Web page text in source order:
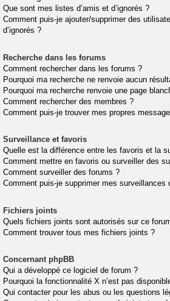
Que sont mes listes d’amis et d’ignorés ?
Comment puis-je ajouter/supprimer des
d’ignorés ?
Recherche dans les forums
Comment rechercher dans les forums ?
Pourquoi ma recherche ne renvoie aucun
Pourquoi ma recherche renvoie une page
Comment rechercher des membres ?
Comment puis-je trouver mes propres
Surveillance et favoris
Quelle est la différence entre les favoris et la
Comment mettre en favoris ou surveiller des
Comment surveiller des forums ?
Comment puis-je supprimer mes surveillances
Fichiers joints
Quels fichiers joints sont autorisés sur ce
Comment trouver tous mes fichiers joints ?
Concernant phpBB
Qui a développé ce logiciel de forum ?
Pourquoi la fonctionnalité X n’est pas
Qui contacter pour les abus ou les questions